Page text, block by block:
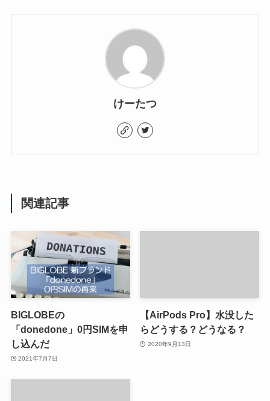
けーたつ
関連記事
BIGLOBEの
「donedone」0円SIMを申
し込んだ
2021年7月7日
【AirPods Pro】水没した
らどうする？どうなる？
2020年9月13日